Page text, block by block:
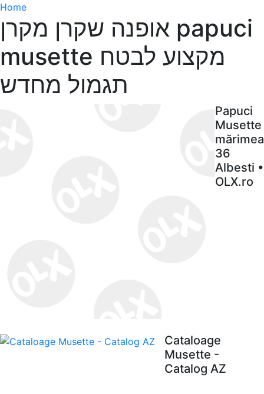
Home
אופנה שקרן מקרן papuci
musette מקצוע לבטח
תגמול מחדש
Papuci
Musette
mărimea
36
Albesti •
OLX.ro
Cataloage
Musette -
Catalog AZ